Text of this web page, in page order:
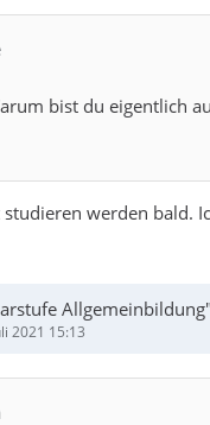
bist du eigentlich
werden bald.
2021 15:13